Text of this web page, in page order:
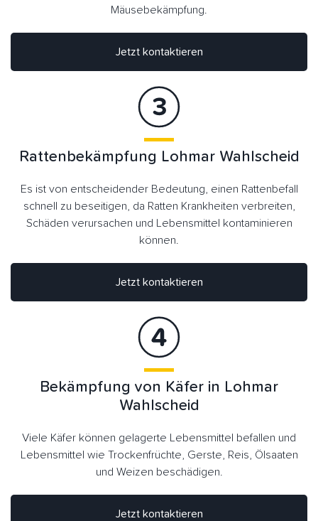
Jetzt kontaktieren
Mäusebekämpfung.
Rattenbekämpfung Lohmar Wahlscheid
Es ist von entscheidender Bedeutung, einen Rattenbefall
schnell zu beseitigen, da Ratten Krankheiten verbreiten,
Schäden verursachen und Lebensmittel kontaminieren
können.
Jetzt kontaktieren
Jetzt kontaktieren
Bekämpfung von Käfer in Lohmar
Wahlscheid
Viele Käfer können gelagerte Lebensmittel befallen und
Lebensmittel wie Trockenfrüchte, Gerste, Reis, Ölsaaten
und Weizen beschädigen.